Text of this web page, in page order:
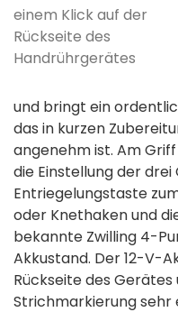
einem Klick auf der
Rückseite des
Handrührgerätes
und bringt ein
das in kurzen
angenehm ist. Am
die Einstellung der
Entriegelungstaste
oder Knethaken und
bekannte Zwilling 4-
Akkustand. Der 12-V-
Rückseite des
Strichmarkierung